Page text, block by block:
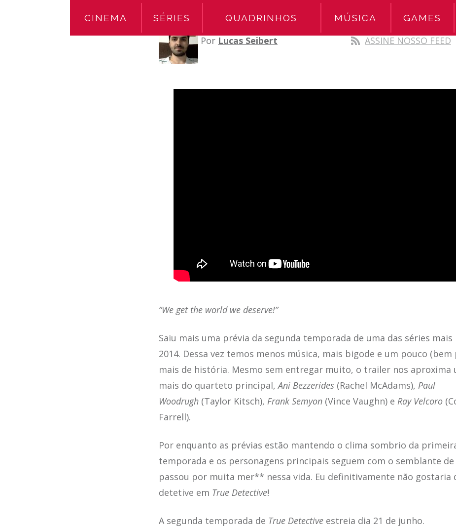
CINEMA SÉRIES QUADRINHOS MÚSICA GAMES
Por Lucas Seibert ASSINE NOSSO FEED
“We get the world we deserve!”
Saiu mais uma prévia da segunda temporada de uma das séries mais
2014. Dessa vez temos menos música, mais bigode e um pouco (bem
mais de história. Mesmo sem entregar muito, o trailer nos aproxima
mais do quarteto principal,Ani Bezzerides (Rachel McAdams), Paul
Woodrugh (Taylor Kitsch), Frank Semyon (Vince Vaughn) e Ray Velcoro
Farrell).
Por enquanto as prévias estão mantendo o clima sombrio da
temporada e os personagens principais seguem com o semblante de
passou por muita mer** nessa vida. Eu definitivamente não gostaria
detetive em True Detective!
A segunda temporada de True Detective estreia dia 21 de junho.